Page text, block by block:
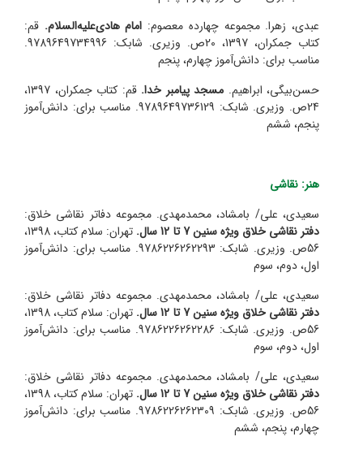
عبدی، زهرا. مجموعه چهارده معصوم: امام هادی‌علیه‌السلام. قم:
کتاب جمکران، 1397، 20ص. وزیری. شابک: 9789649734996.
مناسب برای: دانش‌آموز چهارم، پنجم
حسن‌بیگی، ابراهیم. مسجد پیامبر خدا.
قم: کتاب جمکران، 1397،
24ص. وزیری. شابک: 9789649736129. مناسب برای: دانش‌آموز
پنجم، ششم
هنر: نقاشی
سعیدی، علی/ بامشاد، محمد‌مهدی. مجموعه دفاتر نقاشی خلاق:
دفتر نقاشی خلاق ویژه سنین 7 تا 12 سال.
تهران: سلام کتاب، 1398،
56ص. وزیری. شابک: 9786226262293. مناسب برای: دانش‌آموز
اول، دوم، سوم
سعیدی، علی/ بامشاد، محمد‌مهدی. مجموعه دفاتر نقاشی خلاق:
دفتر نقاشی خلاق ویژه سنین 7 تا 12 سال.
تهران: سلام کتاب، 1398،
56ص. وزیری. شابک: 9786226262286. مناسب برای: دانش‌آموز
اول، دوم، سوم
سعیدی، علی/ بامشاد، محمد‌مهدی. مجموعه دفاتر نقاشی خلاق:
دفتر نقاشی خلاق ویژه سنین 7 تا 12 سال.
تهران: سلام کتاب، 1398،
56ص. وزیری. شابک: 9786226262309. مناسب برای: دانش‌آموز
چهارم، پنجم، ششم